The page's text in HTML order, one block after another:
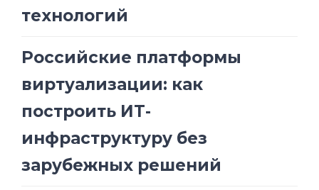
технологий
Российские платформы
виртуализации: как
построить ИТ-
инфраструктуру без
зарубежных решений